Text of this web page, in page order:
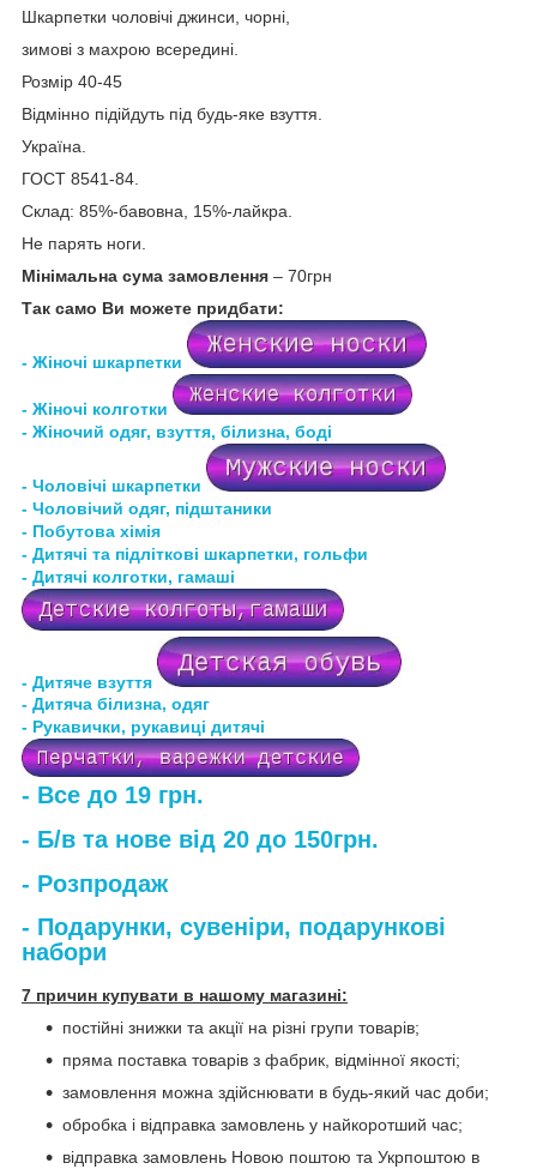
Шкарпетки чоловічі джинси, чорні,
зимові з махрою всередині.
Розмір 40-45
Відмінно підійдуть під будь-яке взуття.
Україна.
ГОСТ 8541-84.
Склад: 85%-бавовна, 15%-лайкра.
Не парять ноги.
Мінімальна сума замовлення – 70грн
Так само Ви можете придбати:
- Жіночі шкарпетки
- Жіночі колготки
- Жіночий одяг, взуття, білизна, боді
- Чоловічі шкарпетки
- Чоловічий одяг, підштаники
- Побутова хімія
- Дитячі та підліткові шкарпетки, гольфи
- Дитячі колготки, гамаші
- Дитяче взуття
- Дитяча білизна, одяг
- Рукавички, рукавиці дитячі
- Все до 19 грн.
- Б/в та нове від 20 до 150грн.
- Розпродаж
- Подарунки, сувеніри, подарункові
набори
7 причин купувати в нашому магазині:
постійні знижки та акції на різні групи товарів;
пряма поставка товарів з фабрик, відмінної якості;
замовлення можна здійснювати в будь-який час доби;
обробка і відправка замовлень у найкоротший час;
відправка замовлень Новою поштою та Укрпоштою в